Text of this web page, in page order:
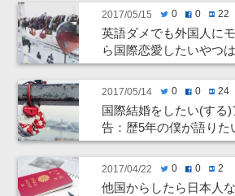
2017/05/15 twitter0 facebook0 hatenabookmark22
英語ダメでも外国人に
ら国際恋愛したいやつ
2017/05/14 twitter0 facebook0 hatenabookmark24
国際結婚をしたい(する
告：歴5年の僕が語りた
2017/04/22 twitter0 facebook0 hatenabookmark2
他国からしたら日本人